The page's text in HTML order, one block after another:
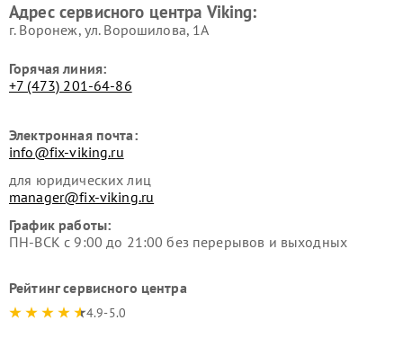
Адрес сервисного центра Viking:
г. Воронеж, ул. Ворошилова, 1А
Горячая линия:
+7 (473) 201-64-86
Электронная почта:
info@fix-viking.ru
для юридических лиц
manager@fix-viking.ru
График работы:
ПН-ВСК с 9:00 до 21:00 без перерывов и выходных
Рейтинг сервисного центра
4.9-5.0